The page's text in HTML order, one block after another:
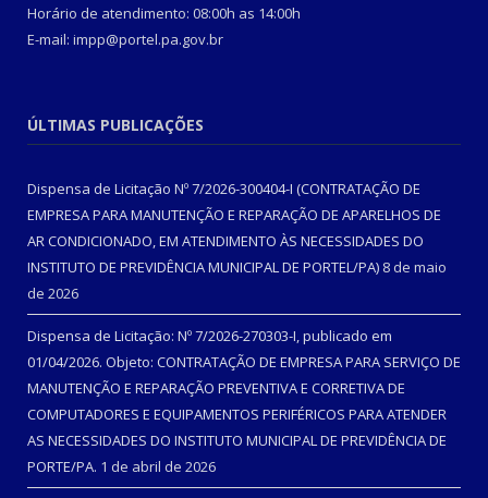
Horário de atendimento: 08:00h as 14:00h
E-mail: impp@portel.pa.gov.br
ÚLTIMAS PUBLICAÇÕES
Dispensa de Licitação Nº 7/2026-300404-I (CONTRATAÇÃO DE
EMPRESA PARA MANUTENÇÃO E REPARAÇÃO DE APARELHOS DE
AR CONDICIONADO, EM ATENDIMENTO ÀS NECESSIDADES DO
INSTITUTO DE PREVIDÊNCIA MUNICIPAL DE PORTEL/PA) 8 de maio
de 2026
Dispensa de Licitação: Nº 7/2026-270303-I, publicado em
01/04/2026. Objeto: CONTRATAÇÃO DE EMPRESA PARA SERVIÇO DE
MANUTENÇÃO E REPARAÇÃO PREVENTIVA E CORRETIVA DE
COMPUTADORES E EQUIPAMENTOS PERIFÉRICOS PARA ATENDER
AS NECESSIDADES DO INSTITUTO MUNICIPAL DE PREVIDÊNCIA DE
PORTE/PA. 1 de abril de 2026